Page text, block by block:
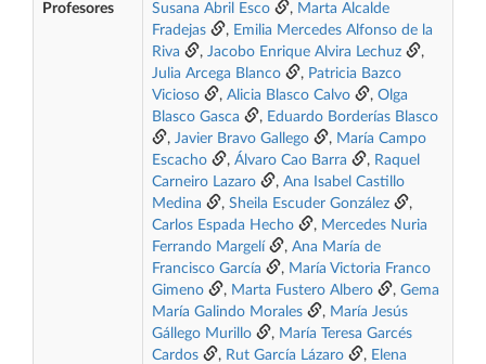
Profesores Susana Abril Esco , Marta Alcalde
Fradejas
, Emilia Mercedes Alfonso de la
Riva
, Jacobo Enrique Alvira Lechuz
,
Julia Arcega Blanco
, Patricia Bazco
Vicioso
, Alicia Blasco Calvo , Olga
Blasco Gasca
, Eduardo Borderías Blasco
, Javier Bravo Gallego , María Campo
Escacho
, Álvaro Cao Barra , Raquel
Carneiro Lazaro
, Ana Isabel Castillo
Medina
, Sheila Escuder González
,
Carlos Espada Hecho
, Mercedes Nuria
Ferrando Margelí
, Ana María de
Francisco García
, María Victoria Franco
Gimeno
, Marta Fustero Albero , Gema
María Galindo Morales
, María Jesús
Gállego Murillo
, María Teresa Garcés
Cardos
, Rut García Lázaro , Elena